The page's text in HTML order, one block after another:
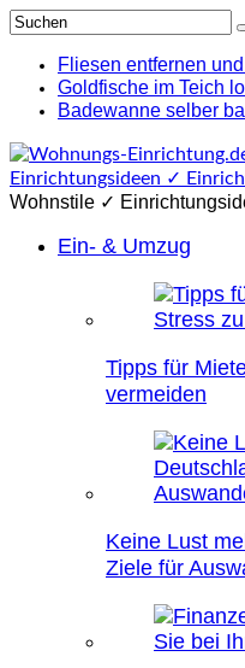
Fliesen entfernen
Goldfische im Teich
Badewanne selber
Wohnstile ✓
Ein- & Umzug
Tipps für
vermeiden
Keine Lust
Ziele für